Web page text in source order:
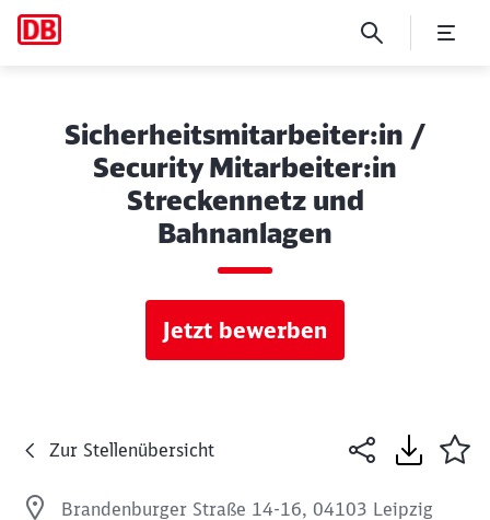
Sicherheitsmitarbeiter:in /
Security Mitarbeiter:in
Streckennetz und
Bahnanlagen
Jetzt bewerben
Zur Stellenübersicht
Brandenburger Straße 14-16, 04103 Leipzig